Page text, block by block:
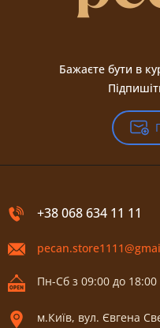
Бажаєте бути в
+38 068 634 11 11
Пн-Сб з 09:00 до 18:00
м.Київ, вул. Євгена